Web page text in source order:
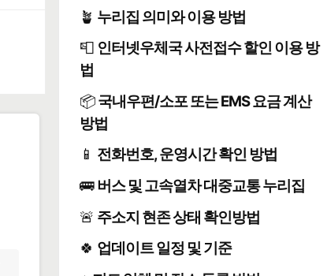
🪴 누리집 의미와 이용 방법
📮 인터넷우체국 사전접수 할인 이용 방
법
📦국내우편/소포 또는 EMS 요금 계산
방법
📱 전화번호, 운영시간 확인 방법
🚌버스 및 고속열차 대중교통 누리집
🚨 주소지 현존 상태 확인방법
🍀 업데이트 일정 및 기준